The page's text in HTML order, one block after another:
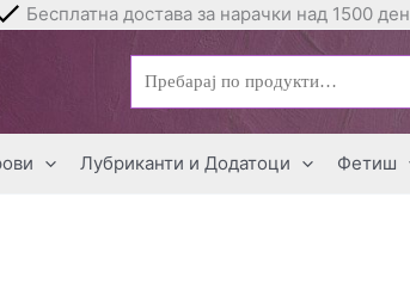
Бесплатна достава за нарачки над 1500 ден
Лубриканти и Додатоци Фетиш